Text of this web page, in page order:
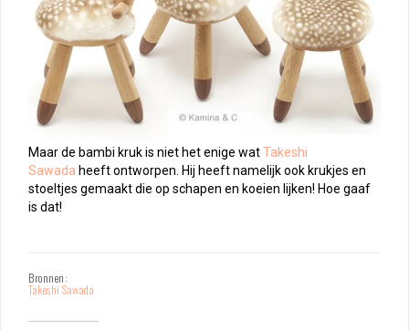
Maar de bambi kruk is niet het enige watTakeshi
Sawada heeft ontworpen. Hij heeft namelijk ook krukjes en
stoeltjes gemaakt die op schapen en koeien lijken! Hoe gaaf
is dat!
Bronnen:
Takeshi Sawada